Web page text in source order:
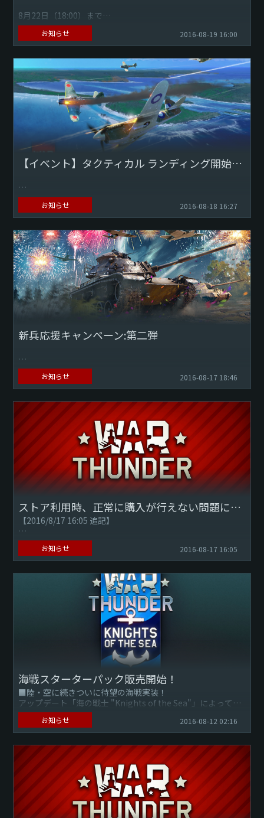
8月22日（18:00）まで
海戦スターターパックを30%オフで購入できます。
プレオーダーのボーナスを獲得できる、このチャンスを見逃
さないでください！
...
お知らせ 2016-08-19 16:00
【イベント】タクティカル ランディング開始のお知らせ
このイベントは 8/17～8/21までの期間中、開催されていま
海戦CBTへの参加権を獲得するチャンスです！
あなたも 海戦CBTに参加す...
お知らせ 2016-08-18 16:27
新兵応援キャンペーン:第二弾
◆サービス開始記念イベントの第二弾を実施！
War Thunder運営チームです。
DMMからのサービス開始を記念し、「新兵応援キャンペー
ン」の...
お知らせ 2016-08-17 18:46
ストア利用時、正常に購入が行えない問題について【8/17追記】
【2016/8/17 16:05 追記】
ストア商品購入時、購入画面でのキャンセル又は購入画面の
ブラウザを閉じてしまうと、
再度、購入しようとした際に、対象商品の購入画面に...
お知らせ 2016-08-17 16:05
海戦スターターパック販売開始！
■陸・空に続きついに待望の海戦実装！
アップデート「海の戦士 "Knights of the Sea"」によって、
ついに海戦が実装されます！
アップデートは今年中に行われる予定...
お知らせ 2016-08-12 02:16